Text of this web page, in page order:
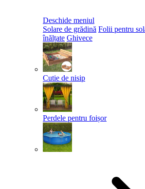
Deschide meniul
Solare de grădină Folii pentru
înălțate Ghivece
Cutie de nisip
Perdele pentru foișor